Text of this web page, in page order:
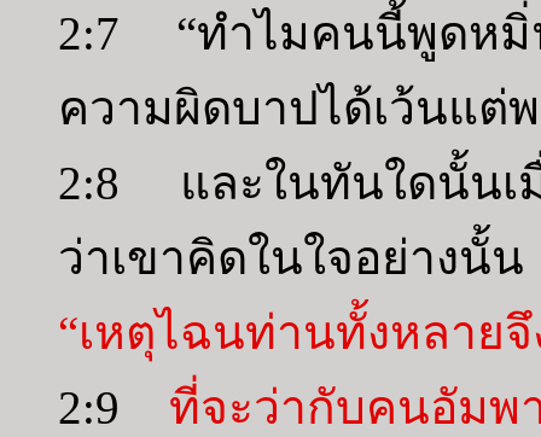
2:7 “ทำไมคนนี้พูดห
ความผิดบาปได้เว้นแต่พ
2:8 และในทันใดนั้นเมื่
ว่าเขาคิดในใจอย่าง
“เหตุไฉนท่านทั้งหลาย
2:9 ที่จะว่ากับคนอัมพ